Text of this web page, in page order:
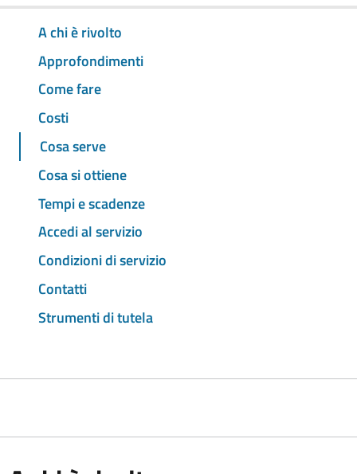
A chi è rivolto
Approfondimenti
Come fare
Costi
Cosa serve
Cosa si ottiene
Tempi e scadenze
Accedi al servizio
Condizioni di servizio
Contatti
Strumenti di tutela